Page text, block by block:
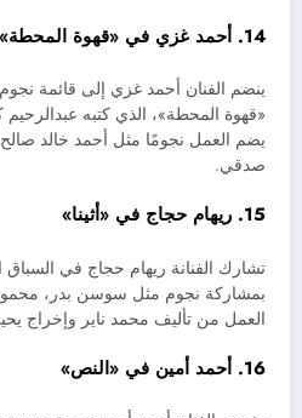
14. أحمد غزي في «قهوة المحطة»
«قهوة المحطة»، الذي كتبه
يضم العمل نجومًا مثل أحمد خالد
صدقي.
15. ريهام حجاج في «أثينا»
تشارك الفنانة ريهام حجاج في
بمشاركة نجوم مثل سوسن بدر،
العمل من تأليف محمد ناير وإخراج
16. أحمد أمين في «النص»